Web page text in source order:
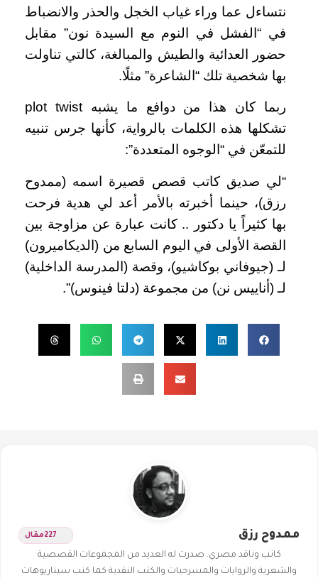
نتساءل عما وراء غياب الخجل والحذر والانضباط
في “الفشل في النوم مع السيدة نون” مقابل
حضور العدائية والطيش والمبالغة، كالتي تناولت
بها شخصية تلك “الشاعرة” مثلًا.
ربما كان هذا من دوافع ما يشبه plot twist
تشكلها هذه الكلمات بالرواية، كأنها جرس تنبيه
للتمعّن في “الوجوه المتعددة”:
“لي صديق كاتب قصص قصيرة اسمه (ممدوح
رزق)، حينما أخبرته بالأمر أعد لي هدية فرحت
بها كثيراً يا دكتور .. كانت عبارة عن مزاوجة بين
القصة الأولى في اليوم السابع من (الديكاميرون)
لـ (جيوفاني بوكاشيو)، وقصة (المدرسة الداخلية)
لـ (أناييس نن) من مجموعة (دلتا فينوس)”.
ممدوح رزق 227مقال
كاتب وناقد مصري. صدرت له العديد من المجموعات القصصية
والشعرية والروايات والمسرحيات والكتب النقدية كما كتب سيناريوهات